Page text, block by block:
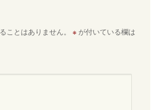
ことはありません。 ※が付いている欄は